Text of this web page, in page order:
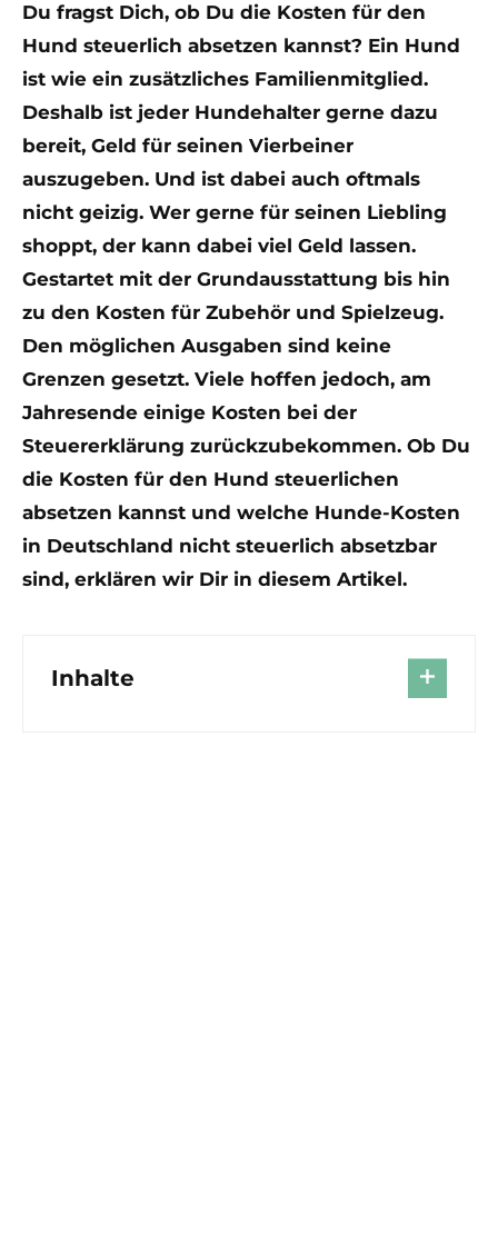
Du fragst Dich, ob Du die Kosten für den
Hund steuerlich absetzen kannst? Ein Hund
ist wie ein zusätzliches Familienmitglied.
Deshalb ist jeder Hundehalter gerne dazu
bereit, Geld für seinen Vierbeiner
auszugeben. Und ist dabei auch oftmals
nicht geizig. Wer gerne für seinen Liebling
shoppt, der kann dabei viel Geld lassen.
Gestartet mit der Grundausstattung bis hin
zu den Kosten für Zubehör und Spielzeug.
Den möglichen Ausgaben sind keine
Grenzen gesetzt. Viele hoffen jedoch, am
Jahresende einige Kosten bei der
Steuererklärung zurückzubekommen. Ob Du
die Kosten für den Hund steuerlichen
absetzen kannst und welche Hunde-Kosten
in Deutschland nicht steuerlich absetzbar
sind, erklären wir Dir in diesem Artikel.
Inhalte